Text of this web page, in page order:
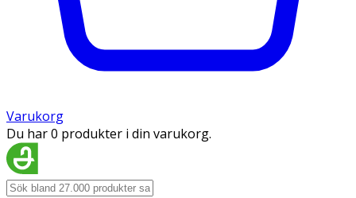
Varukorg
Du har 0 produkter i din varukorg.